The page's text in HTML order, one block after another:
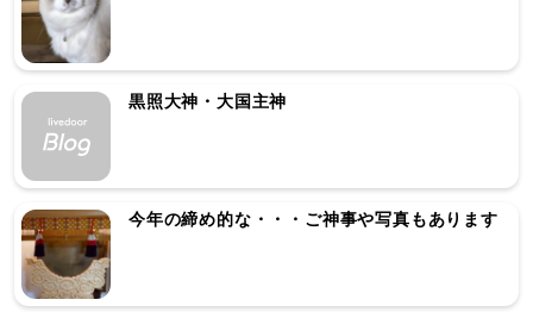
黒照大神・大国主神
今年の締め的な・・・ご神事や写真もあります